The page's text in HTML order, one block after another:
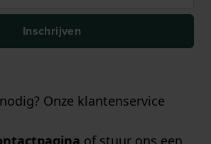
Inschrijven
Onze klantenservice
of stuur ons een